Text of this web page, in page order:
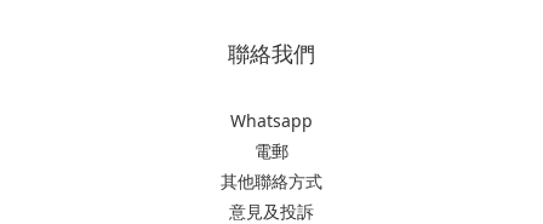
聯絡我們
Whatsapp
電郵
其他聯絡方式
意見及投訴